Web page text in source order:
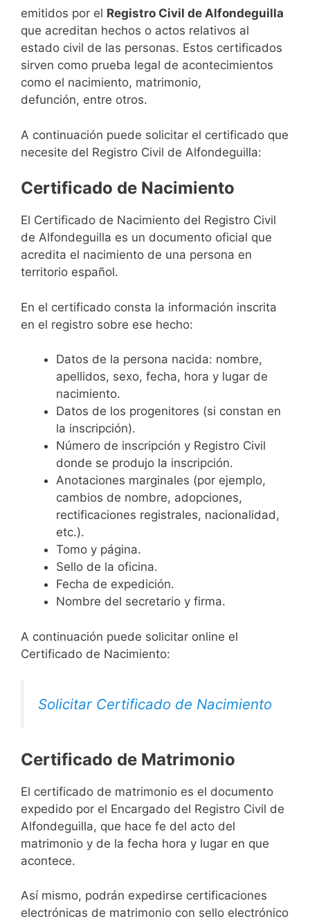
emitidos por el Registro Civil de Alfondeguilla
que acreditan hechos o actos relativos al
estado civil de las personas. Estos certificados
sirven como prueba legal de acontecimientos
como el nacimiento, matrimonio,
defunción, entre otros.
A continuación puede solicitar el certificado que
necesite del Registro Civil de Alfondeguilla:
Certificado de Nacimiento
El Certificado de Nacimiento del Registro Civil
de Alfondeguilla es un documento oficial que
acredita el nacimiento de una persona en
territorio español.
En el certificado consta la información inscrita
en el registro sobre ese hecho:
Datos de la persona nacida: nombre,
apellidos, sexo, fecha, hora y lugar de
nacimiento.
Datos de los progenitores (si constan en
la inscripción).
Número de inscripción y Registro Civil
donde se produjo la inscripción.
Anotaciones marginales (por ejemplo,
cambios de nombre, adopciones,
rectificaciones registrales, nacionalidad,
etc.).
Tomo y página.
Sello de la oficina.
Fecha de expedición.
Nombre del secretario y firma.
A continuación puede solicitar online el
Certificado de Nacimiento:
Solicitar Certificado de Nacimiento
Certificado de Matrimonio
El certificado de matrimonio es el documento
expedido por el Encargado del Registro Civil de
Alfondeguilla, que hace fe del acto del
matrimonio y de la fecha hora y lugar en que
acontece.
Así mismo, podrán expedirse certificaciones
electrónicas de matrimonio con sello electrónico